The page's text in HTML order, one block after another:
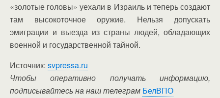
«золотые головы» уехали в Израиль и теперь создают
там высокоточное оружие. Нельзя допускать
эмиграции и выезда из страны людей, обладающих
военной и государственной тайной.
Источник: svpressa.ru
Чтобы оперативно получать информацию,
подписывайтесь на наш телеграм БелВПО